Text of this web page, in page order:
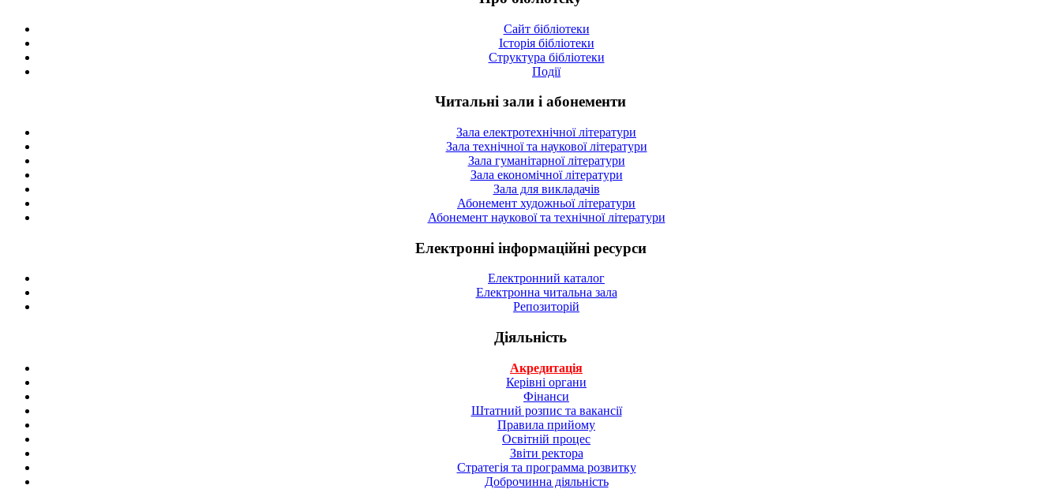
Сайт бібліотеки
Історія бібліотеки
Структура бібліотеки
Події
Читальні зали і абонементи
Зала електротехнічної літератури
Зала технічної та наукової літератури
Зала гуманітарної літератури
Зала економічної літератури
Зала для викладачів
Абонемент художньої літератури
Абонемент наукової та технічної літератури
Електронні інформаційні ресурси
Електронний каталог
Електронна читальна зала
Репозиторій
Діяльність
Акредитація
Керівні органи
Фінанси
Штатний розпис та вакансії
Правила прийому
Освітній процес
Звіти ректора
Стратегія та программа розвитку
Доброчинна діяльність